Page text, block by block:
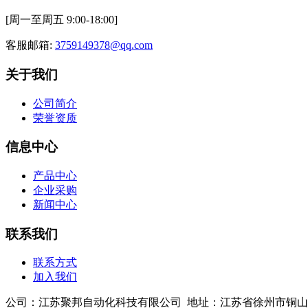
[周一至周五 9:00-18:00]
客服邮箱: 3759149378@qq.com
关于我们
公司简介
荣誉资质
信息中心
产品中心
企业采购
新闻中心
联系我们
联系方式
加入我们
公司：江苏聚邦自动化科技有限公司 地址：江苏省徐州市铜